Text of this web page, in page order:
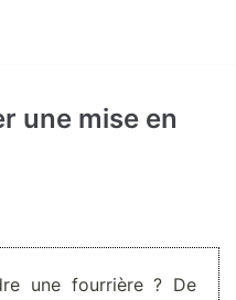
une mise en
une fourrière ? De